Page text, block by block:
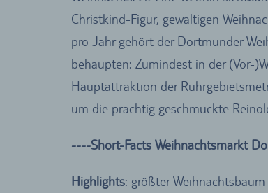
Christkind-Figur, gewaltigen
pro Jahr gehört der Dortmunder
behaupten: Zumindest in der (Vor-
Hauptattraktion der
um die prächtig geschmückte
----Short-Facts Weihnachtsmarkt
Highlights: größter